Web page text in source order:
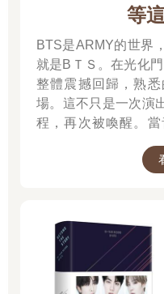
等
BTS是ARMY的世界
就是BＴＳ。在光化
整體震撼回歸，熟
場。這不只是一次演
程，再次被喚醒。
——那些陪你走過的